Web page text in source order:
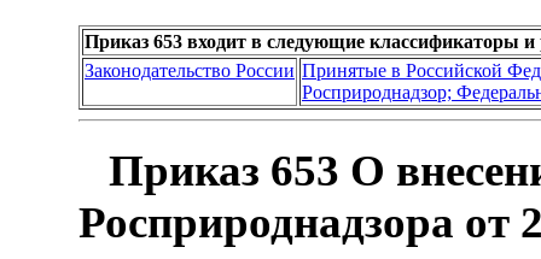
Приказ 653 входит в следующие классификаторы и
Законодательство России Принятые в Российской
Росприроднадзор;
Приказ 653 О
Росприроднадзора от